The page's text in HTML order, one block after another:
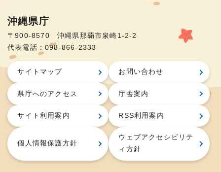
沖縄県庁
〒900-8570 沖縄県那覇市泉崎1-2-2
代表電話：098-866-2333
サイトマップ お問い合わせ
県庁へのアクセス 庁舎案内
サイト利用案内 RSS利用案内
個人情報保護方針
ウェブアクセシビリテ
ィ方針